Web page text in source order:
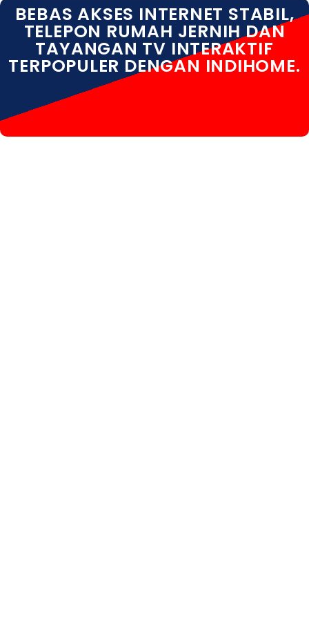
BEBAS AKSES INTERNET STABIL,
TELEPON RUMAH JERNIH DAN
TAYANGAN TV INTERAKTIF
TERPOPULER DENGAN INDIHOME.